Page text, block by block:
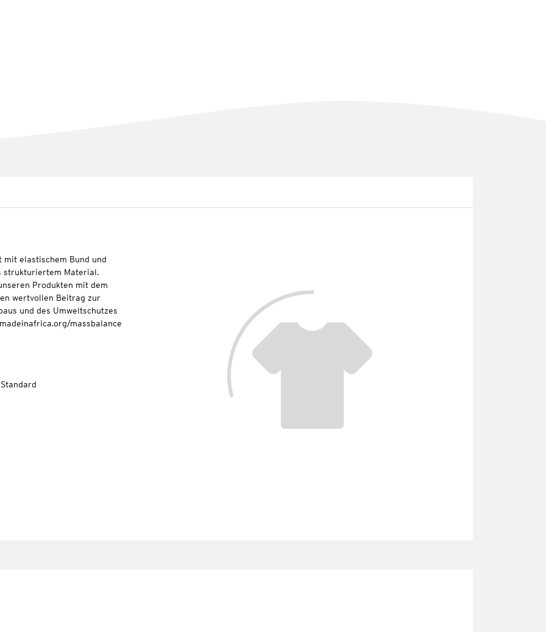
elastischem Bund und
strukturiertem Material.
Produkten mit dem
wertvollen Beitrag zur
und des Umweltschutzes
massbalance